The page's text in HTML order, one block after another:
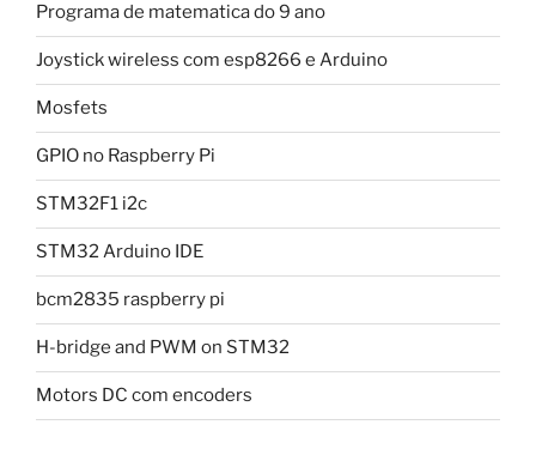
Programa de matematica do 9 ano
Joystick wireless com esp8266 e Arduino
Mosfets
GPIO no Raspberry Pi
STM32F1 i2c
STM32 Arduino IDE
bcm2835 raspberry pi
H-bridge and PWM on STM32
Motors DC com encoders